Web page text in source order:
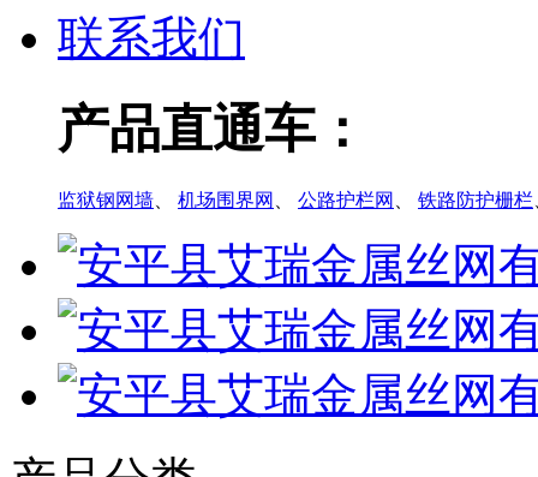
联系我们
产品直通车：
监狱钢网墙 机场围界网 公路护栏网 铁路防护栅栏